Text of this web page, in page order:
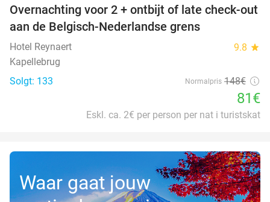
45%
Overnachting voor 2 + ontbijt of late check-out
aan de Belgisch-Nederlandse grens
Hotel Reynaert 9.8 star
Kapellebrug
Solgt: 133
Normalpris 148€
81€
Eskl. ca. 2€ per person per nat i turistskat
Waar gaat jouw